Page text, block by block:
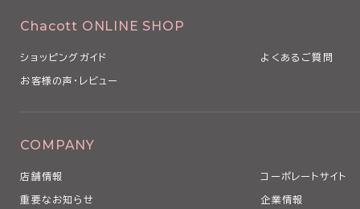
Chacott ONLINE SHOP
ショッピングガイド よくあるご質問
お客様の声・レビュー
COMPANY
店舗情報 コーポレートサイト
重要なお知らせ 企業情報